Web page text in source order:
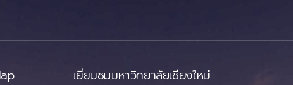
เยี่ยมชมมหาวิทยาลัยเชียงใหม่